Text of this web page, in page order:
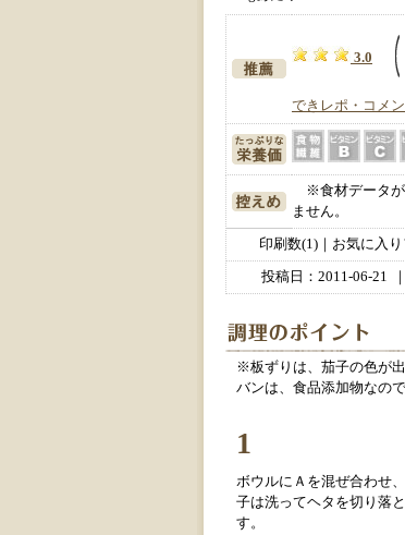
3.0
できレポ・コメ
※食材データが
ません。
印刷数(1)｜お気に入
投稿日： 2011-06-21
※板ずりは、茄子の色が
バンは、食品添加物なの
1
ボウルにＡを混ぜ合わせ
子は洗ってヘタを切り落と
す。